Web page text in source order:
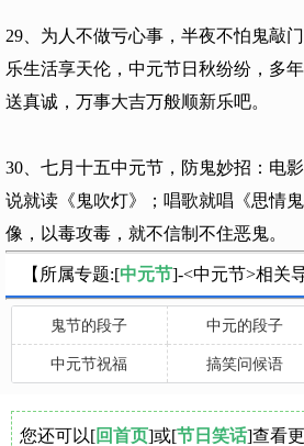
29、为人不做亏心事，半夜不怕鬼敲
乐生活享天伦，中元节日秋纷纷，多
送真诚，万事大吉万般顺新乐吧。
30、七月十五中元节，防鬼妙招：电
说就读《鬼吹灯》；唱歌就唱《思情
像，以毒攻毒，就不信制不住恶鬼。
【所属专题:[中元节]-<中元节>相关
鬼节的段子 中元的段子
中元节祝福 搞笑问候语
您还可以[回首页]或[节日笑话]查看